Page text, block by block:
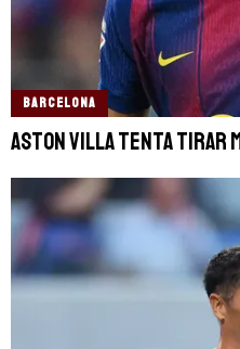
BARCELONA
Aston Villa tenta tirar